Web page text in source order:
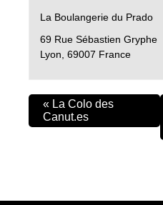
La Boulangerie du Prado
69 Rue Sébastien Gryphe
Lyon 69007 France
« La Colo des
Canut.es